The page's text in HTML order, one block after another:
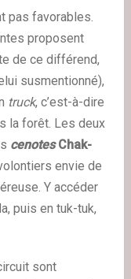
pas favorables.
proposent
de ce différend,
susmentionné),
truck, c’est-à-dire
la forêt. Les deux
cenotesChak-
envie de
Y accéder
puis en tuk-tuk,
sont